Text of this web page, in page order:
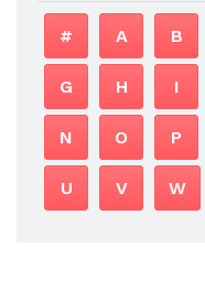
# A B
G H I
N O P
U V W